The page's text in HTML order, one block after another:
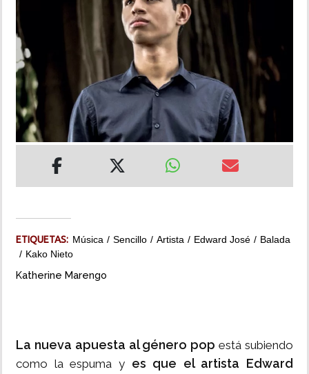
MUNDO
INSÓLITAS
MULTIMEDIA
IMPRESO
ETIQUETAS: Música Sencillo Artista Edward José
Balada
Kako Nieto
Katherine Marengo
La nueva apuesta al género pop está subiendo
como la espuma y es que el artista Edward